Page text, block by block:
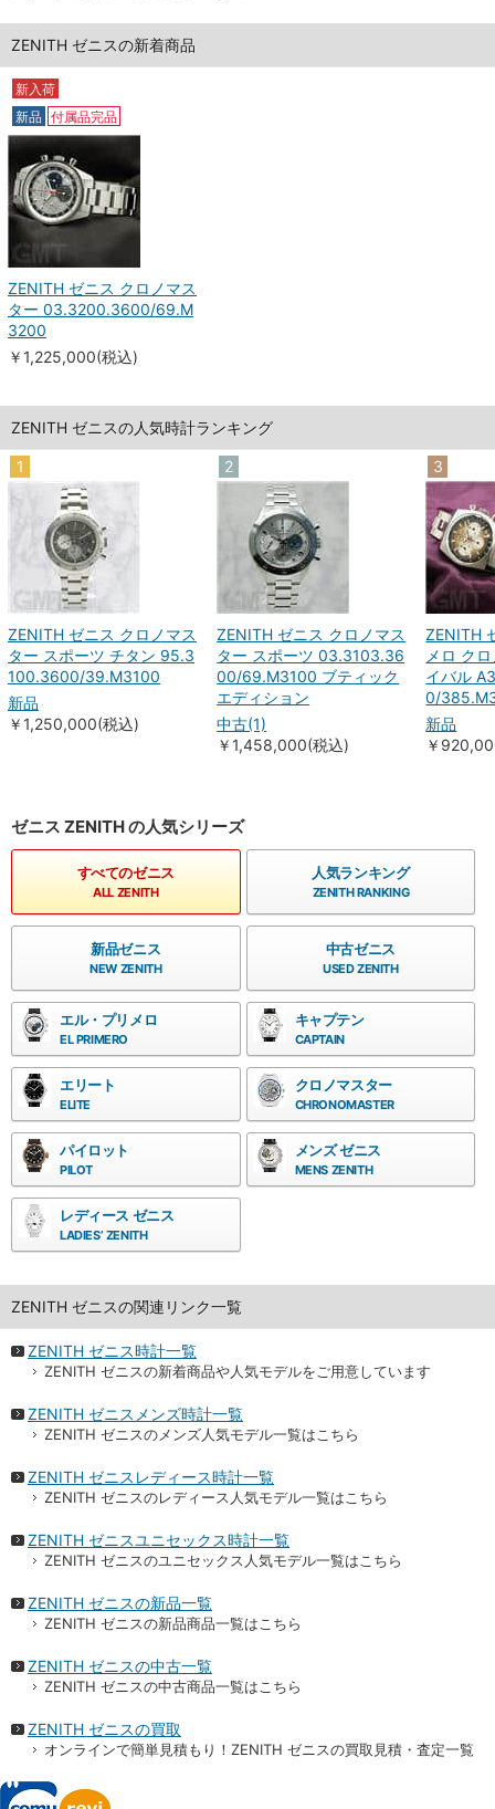
ZENITH ゼニスの新着商品
新入荷
新品 付属品完品
ZENITH ゼニス クロノマス
ター 03.3200.3600/69.M
3200
￥1,225,000(税込)
ZENITH ゼニスの人気時計ランキング
1
ZENITH ゼニス クロノマス
ター スポーツ チタン 95.3
100.3600/39.M3100
新品
￥1,250,000(税込)
2
ZENITH ゼニス クロノマス
ター スポーツ 03.3103.36
00/69.M3100 ブティック
エディション
中古(1)
￥1,458,000(税込)
3
ZENITH
メロ ク
イバル
0/
新品
￥
ゼニス ZENITH の人気シリーズ
すべてのゼニス
ALL ZENITH
人気ランキング
ZENITH RANKING
新品ゼニス
NEW ZENITH
中古ゼニス
USED ZENITH
エル・プリメロ
EL PRIMERO
キャプテン
CAPTAIN
エリート
ELITE
クロノマスター
CHRONOMASTER
パイロット
PILOT
メンズ ゼニス
MENS ZENITH
レディース ゼニス
LADIES’ ZENITH
ZENITH ゼニスの関連リンク一覧
ZENITH ゼニス時計一覧
ZENITH ゼニスの新着商品や人気モデルをご用意しています
ZENITH ゼニスメンズ時計一覧
ZENITH ゼニスのメンズ人気モデル一覧はこちら
ZENITH ゼニスレディース時計一覧
ZENITH ゼニスのレディース人気モデル一覧はこちら
ZENITH ゼニスユニセックス時計一覧
ZENITH ゼニスのユニセックス人気モデル一覧はこちら
ZENITH ゼニスの新品一覧
ZENITH ゼニスの新品商品一覧はこちら
ZENITH ゼニスの中古一覧
ZENITH ゼニスの中古商品一覧はこちら
ZENITH ゼニスの買取
オンラインで簡単見積もり！ZENITH ゼニスの買取見積・査定一覧